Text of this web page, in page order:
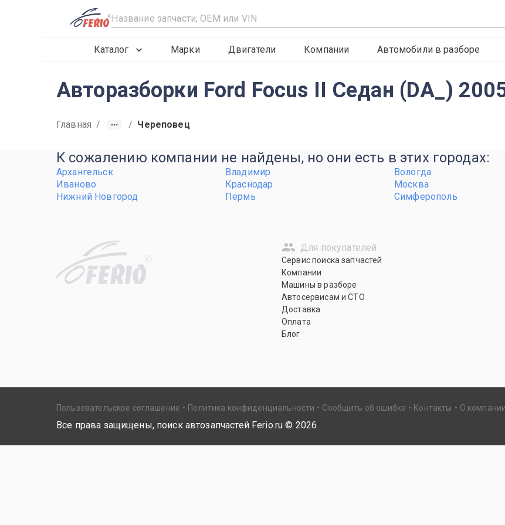
R
Каталог Марки Двигатели Компании Автомобили в разборе
Авторазборки Ford Focus II Седан (DA_)
Главная / / Череповец
К сожалению компании не найдены, но они есть в этих городах:
Архангельск Владимир Вологда
Иваново
Краснодар Москва
Нижний Новгород
Пермь Симферополь
R
Для покупателей
Сервис поиска запчастей
Компании
Машины в разборе
Автосервисам и СТО
Доставка
Оплата
Блог
Пользовательское соглашение Политика конфиденциальности Сообщить об ошибке Контакты О компании
Все права защищены, поиск автозапчастей Ferio.ru © 2026